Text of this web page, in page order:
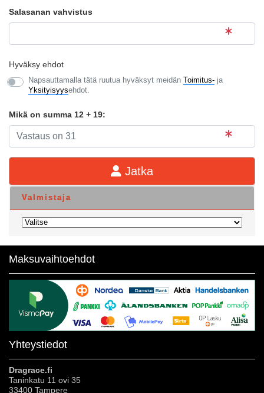
Salasanan vahvistus
Hyväksy ehdot
Napsauttamalla tätä ruutua hyväksyt meidän Toimitus- ja
Yksityisyysehdot.
Mikä on summa 12 + 19:
Jatka
Valmistaja
Maksuvaihtoehdot
Yhteystiedot
Dragrace.fi
Taninkatu 11 ovi 35
33400 Tampere